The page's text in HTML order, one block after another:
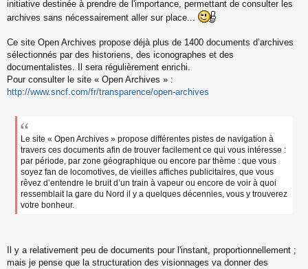
s
a
e
n
o
l
u
initiative destinée à prendre de l'importance, permettant de consulter les
archives sans nécessairement aller sur place...
Ce site Open Archives propose déjà plus de 1400 documents d’archives
sélectionnés par des historiens, des iconographes et des
documentalistes. Il sera régulièrement enrichi.
Pour consulter le site « Open Archives » :
http://www.sncf.com/fr/transparence/open-archives
Le site « Open Archives » propose différentes pistes de navigation à
travers ces documents afin de trouver facilement ce qui vous intéresse :
par période, par zone géographique ou encore par thème : que vous
soyez fan de locomotives, de vieilles affiches publicitaires, que vous
rêvez d’entendre le bruit d’un train à vapeur ou encore de voir à quoi
ressemblait la gare du Nord il y a quelques décennies, vous y trouverez
votre bonheur.
Il y a relativement peu de documents pour l'instant, proportionnellement ;
mais je pense que la structuration des visionnages va donner des